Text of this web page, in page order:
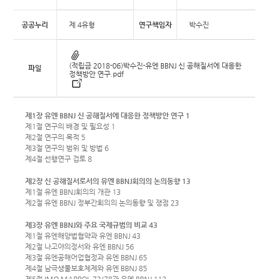
공공누리 제 4유형 연구책임자 박수진
파일
(적립금 2018-06)박수진-유엔 BBNJ 신 공해질서에 대응한
정책방안 연구.pdf
제1장 유엔 BBNJ 신 공해질서에 대응한 정책방안 연구 1
제1절 연구의 배경 및 필요성 1
제2절 연구의 목적 5
제3절 연구의 범위 및 방법 6
제4절 선행연구 검토 8
제2장 신 공해질서로서의 유엔 BBNJ회의의 논의동향 13
제1절 유엔 BBNJ회의의 개관 13
제2절 유엔 BBNJ 정부간회의의 논의동향 및 쟁점 23
제3장 유엔 BBNJ와 주요 국제규범의 비교 43
제1절 유엔해양법협약과 유엔 BBNJ 43
제2절 나고야의정서와 유엔 BBNJ 56
제3절 유엔공해어업협정과 유엔 BBNJ 65
제4절 남극생물보호체제와 유엔 BBNJ 85